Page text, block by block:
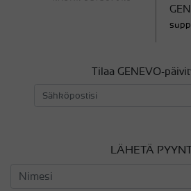
Tilaa GENEVO-
LÄHETÄ